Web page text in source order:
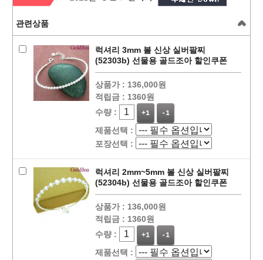
관련상품
럭셔리 3mm 볼 신상 실버팔찌
(52303b) 선물용 골드조아 할인쿠폰
상품가 : 136,000원
적립금 : 1360원
수량 :
+1 -1
제품선택 :
포장선택 :
럭셔리 2mm~5mm 볼 신상 실버팔찌
(52304b) 선물용 골드조아 할인쿠폰
상품가 : 136,000원
적립금 : 1360원
수량 :
+1 -1
제품선택 :